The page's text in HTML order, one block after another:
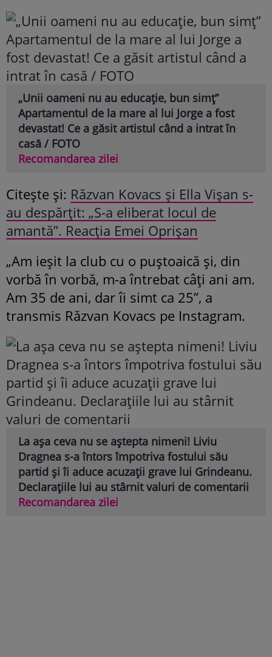
„Unii oameni nu au educație, bun simț”
Apartamentul de la mare al lui Jorge a fost
devastat! Ce a găsit artistul când a intrat în
casă / FOTO
Recomandarea zilei
Citește și: Răzvan Kovacs și Ella Vișan s-
au despărțit: „S-a eliberat locul de
amantă”. Reacția Emei Oprișan
„Am ieșit la club cu o puștoaică și, din
vorbă în vorbă, m-a întrebat câți ani am.
Am 35 de ani, dar îi simt ca 25”, a
transmis Răzvan Kovacs pe Instagram.
La așa ceva nu se aștepta nimeni! Liviu
Dragnea s-a întors împotriva fostului său
partid și îi aduce acuzații grave lui Grindeanu.
Declarațiile lui au stârnit valuri de comentarii
Recomandarea zilei